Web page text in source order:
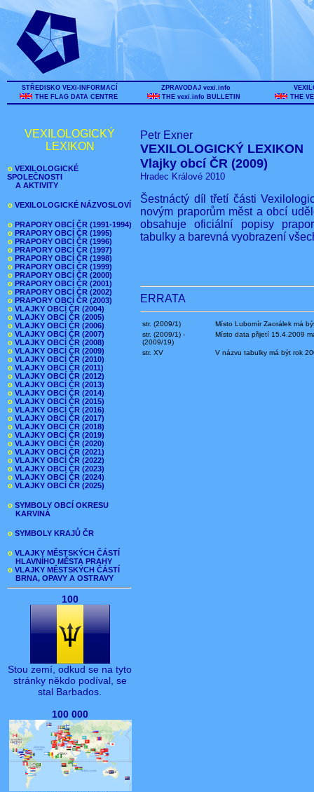
STŘEDISKO VEXI-INFORMACÍ
THE FLAG DATA CENTRE
ZPRAVODAJ vexi.info
THE vexi.info BULLETIN
THE
VEXILOLOGICKÝ
LEXIKON
o VEXILOLOGICKÉ
SPOLEČNOSTI
A AKTIVITY
o VEXILOLOGICKÉ NÁZVOSLOVÍ
o PRAPORY OBCÍ ČR (1991-1994)
o PRAPORY OBCÍ ČR (1995)
o PRAPORY OBCÍ ČR (1996)
o PRAPORY OBCÍ ČR (1997)
o PRAPORY OBCÍ ČR (1998)
o PRAPORY OBCÍ ČR (1999)
o PRAPORY OBCÍ ČR (2000)
o PRAPORY OBCÍ ČR (2001)
o PRAPORY OBCÍ ČR (2002)
o PRAPORY OBCÍ ČR (2003)
o VLAJKY OBCÍ ČR (2004)
o VLAJKY OBCÍ ČR (2005)
o VLAJKY OBCÍ ČR (2006)
o VLAJKY OBCÍ ČR (2007)
o VLAJKY OBCÍ ČR (2008)
o VLAJKY OBCÍ ČR (2009)
o VLAJKY OBCÍ ČR (2010)
o VLAJKY OBCÍ ČR (2011)
o VLAJKY OBCÍ ČR (2012)
o VLAJKY OBCÍ ČR (2013)
o VLAJKY OBCÍ ČR (2014)
o VLAJKY OBCÍ ČR (2015)
o VLAJKY OBCÍ ČR (2016)
o VLAJKY OBCÍ ČR (2017)
o VLAJKY OBCÍ ČR (2018)
o VLAJKY OBCÍ ČR (2019)
o VLAJKY OBCÍ ČR (2020)
o VLAJKY OBCÍ ČR (2021)
o VLAJKY OBCÍ ČR (2022)
o VLAJKY OBCÍ ČR (2023)
o VLAJKY OBCÍ ČR (2024)
o VLAJKY OBCÍ ČR (2025)
o SYMBOLY OBCÍ OKRESU
KARVINÁ
o SYMBOLY KRAJŮ ČR
o VLAJKY MĚSTSKÝCH ČÁSTÍ
HLAVNÍHO MĚSTA PRAHY
o VLAJKY MĚSTSKÝCH ČÁSTÍ
BRNA, OPAVY A OSTRAVY
100
Stou zemí, odkud se na tyto
stránky někdo podíval, se
stal Barbados.
100 000
Petr Exner
VEXILOLOGICKÝ LEXIKON
Vlajky obcí ČR (2009)
Hradec Králové 2010
Šestnáctý díl třetí části
novým praporům měst a obcí
obsahuje oficiální popisy
tabulky a barevná vyobrazení
ERRATA
str. (2009/1)
Místo Lubomír Zaorálek má
str. (2009/1) -
(2009/19)
Místo data přijetí 15.4.2009
str. XV V názvu tabulky má být rok